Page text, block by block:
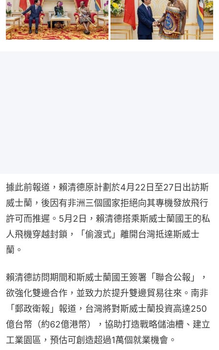
據此前報道，賴清德原計劃於4月22日至27日出訪斯
威士蘭，後因有非洲三個國家拒絕向其專機發放飛行
許可而推遲。5月2日，賴清德搭乘斯威士蘭國王的私
人飛機穿越封鎖，「偷渡式」離開台灣抵達斯威士
蘭。
賴清德訪問期間和斯威士蘭國王簽署「聯合公報」，
欲強化雙邊合作，並致力於提升雙邊貿易往來。南非
「郵政衛報」報道，台灣將對斯威士蘭投資高達250
億台幣（約62億港幣），協助打造戰略儲油槽、建立
工業園區，預估可創造超過1萬個就業機會。